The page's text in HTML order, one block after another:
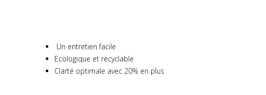
Un entretien facile
Ecologique et recyclable
Clarté optimale avec 20% en plus